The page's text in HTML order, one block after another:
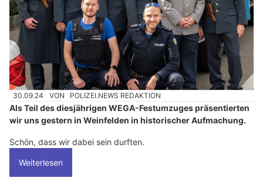
30.09.24 VON POLIZEI.NEWS REDAKTION
Als Teil des diesjährigen WEGA-Festumzuges präsentierten
wir uns gestern in Weinfelden in historischer Aufmachung.
Schön, dass wir dabei sein durften.
Weiterlesen